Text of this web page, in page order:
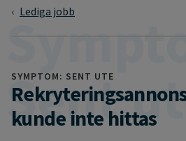
Lediga jobb
SYMPTOM: SENT UTE
kunde inte hittas